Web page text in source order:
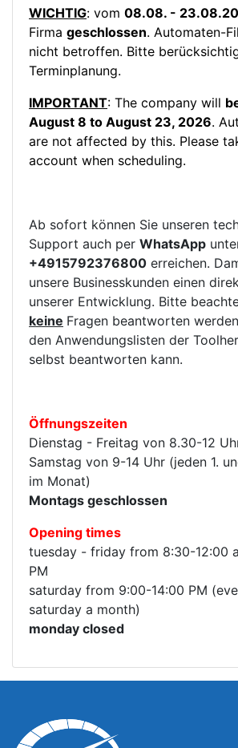
WICHTIG: vom 08.08. -
Firma geschlossen. Automaten-
nicht betroffen. Bitte
Terminplanung.
IMPORTANT: The company will
August 8 to August 23, 2026.
are not affected by this. Please
account when scheduling.
Ab sofort können Sie unseren
Support auch per WhatsApp
+4915792376800 erreichen.
unsere Businesskunden einen
unserer Entwicklung. Bitte
keine Fragen beantworten
den Anwendungslisten der
selbst beantworten kann.
Öffnungszeiten
Dienstag - Freitag von 8.30-12
Samstag von 9-14 Uhr (jeden 1.
im Monat)
Montags geschlossen
Opening times
tuesday - friday from 8:30-12:00
PM
saturday from 9:00-14:00 PM
saturday a month)
monday closed